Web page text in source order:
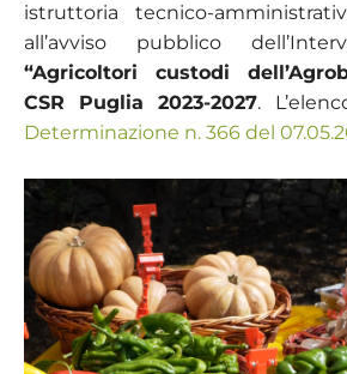
istruttoria tecnico-
all’avviso pubblico
“Agricoltori custodi
CSR Puglia 2023-2027.
Determinazione n. 366 del